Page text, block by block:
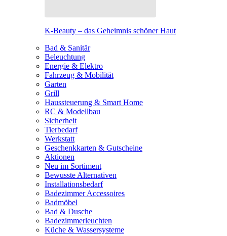
K-Beauty – das Geheimnis schöner Haut
Bad & Sanitär
Beleuchtung
Energie & Elektro
Fahrzeug & Mobilität
Garten
Grill
Haussteuerung & Smart Home
RC & Modellbau
Sicherheit
Tierbedarf
Werkstatt
Geschenkkarten & Gutscheine
Aktionen
Neu im Sortiment
Bewusste Alternativen
Installationsbedarf
Badezimmer Accessoires
Badmöbel
Bad & Dusche
Badezimmerleuchten
Küche & Wassersysteme